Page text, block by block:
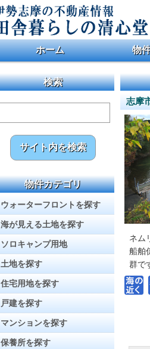
ホーム 物
ウォ
海が
ソロキ
土地を
住宅用
戸建を
マンシ
保養所
事業物
志摩
ネム
船舶
群で
検索
物件カテゴリ
ウォーターフロントを探す
海が見える土地を探す
ソロキャンプ用地
土地を探す
住宅用地を探す
戸建を探す
マンションを探す
保養所を探す